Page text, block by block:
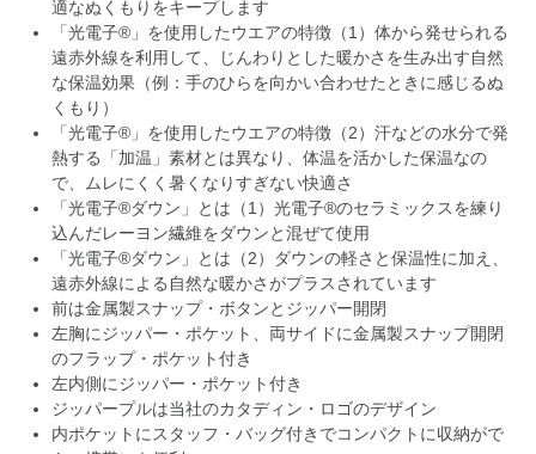
適なぬくもりをキープします
「光電子®」を使用したウエアの特徴（1）体から発せられる
遠赤外線を利用して、じんわりとした暖かさを生み出す自然
な保温効果（例：手のひらを向かい合わせたときに感じるぬ
くもり）
「光電子®」を使用したウエアの特徴（2）汗などの水分で発
熱する「加温」素材とは異なり、体温を活かした保温なの
で、ムレにくく暑くなりすぎない快適さ
「光電子®ダウン」とは（1）光電子®のセラミックスを練り
込んだレーヨン繊維をダウンと混ぜて使用
「光電子®ダウン」とは（2）ダウンの軽さと保温性に加え、
遠赤外線による自然な暖かさがプラスされています
前は金属製スナップ・ボタンとジッパー開閉
左胸にジッパー・ポケット、両サイドに金属製スナップ開閉
のフラップ・ポケット付き
左内側にジッパー・ポケット付き
ジッパープルは当社のカタディン・ロゴのデザイン
内ポケットにスタッフ・バッグ付きでコンパクトに収納がで